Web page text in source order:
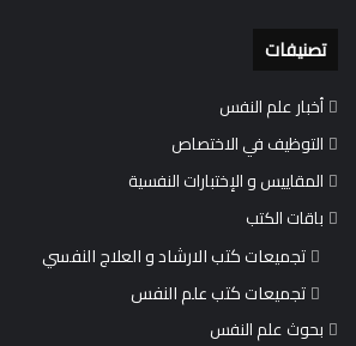
تصنيفات
أخبار علم النفس
التوظيف في الاختصاص
المقاييس و الإختبارات النفسية
باقات الكتب
تجميعات كتب الارشاد و العلاج النفسي
تجميعات كتب علم النفس
بحوث علم النفس